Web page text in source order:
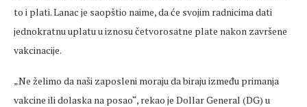
to i plati. Lanac je saopštio naime, da će svojim radnicima dati
jednokratnu uplatu u iznosu četvorosatne plate nakon završene
vakcinacije.
„Ne želimo da naši zaposleni moraju da biraju između primanja
vakcine ili dolaska na posao“, rekao je Dollar General (DG) u